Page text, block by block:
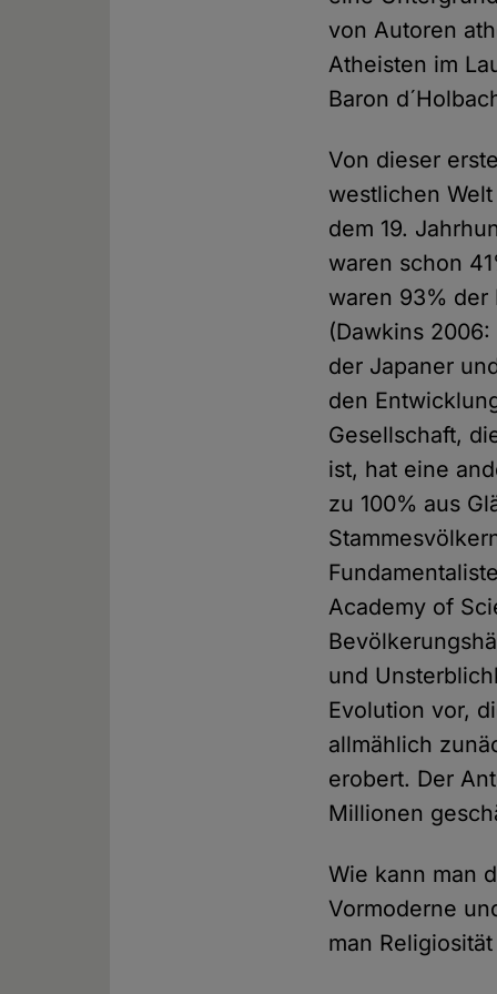
von Autoren
Atheisten im
Baron
Von dieser
westlichen
dem 19.
waren schon
waren 93% der
(Dawkins
der Japaner
den
Gesellschaft,
ist, hat eine
zu 100% aus
Academy of
und
Evolution vor,
allmählich
erobert. Der
Millionen
Wie kann man
Vormoderne
man